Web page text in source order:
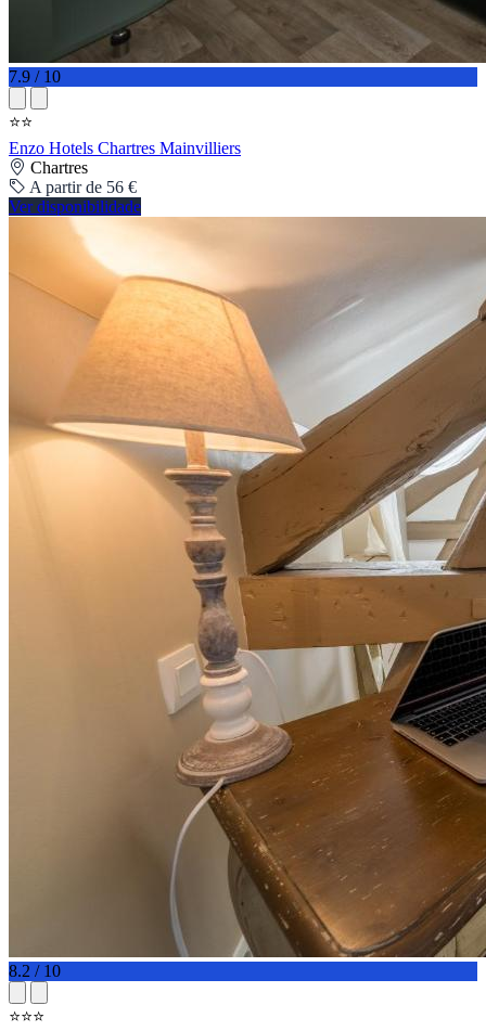
7.9 / 10
⭐⭐
Enzo Hotels Chartres Mainvilliers
Chartres
A partir de 56 €
Ver disponibilidade
8.2 / 10
⭐⭐⭐